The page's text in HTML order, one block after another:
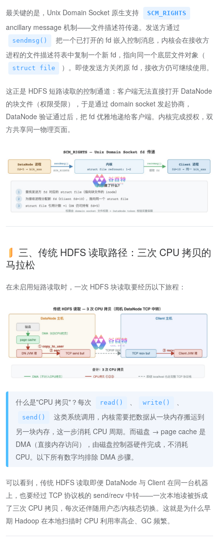
最关键的是，Unix Domain Socket 原生支持 SCM_RIGHTS
ancillary message 机制——文件描述符传递。发送方通过
sendmsg()
把一个已打开的 fd 嵌入控制消息，内核会在接收方
进程的文件描述符表中复制一个新 fd，指向同一个底层文件对象（
struct file ）。即使发送方关闭原 fd，接收方仍可继续使用。
这正是 HDFS 短路读取的控制通道：客户端无法直接打开 DataNode
的块文件（权限受限），于是通过 domain socket 发起协商，
DataNode 验证通过后，把 fd 优雅地递给客户端。内核完成授权，双
方共享同一物理页面。
三、传统 HDFS 读取路径：三次 CPU 拷贝的
马拉松
在未启用短路读取时，一次 HDFS 块读取要经历以下旅程：
什么是"CPU 拷贝"？每次 read() write()
send()
这类系统调用，内核需要把数据从一块内存搬运到
另一块内存，这一步消耗 CPU 周期。而磁盘 → page cache 是
DMA（直接内存访问），由磁盘控制器硬件完成，不消耗
CPU。以下所有数字均排除 DMA 步骤。
可以看到，传统 HDFS 读取即便 DataNode 与 Client 在同一台机器
上，也要经过 TCP 协议栈的 send/recv 中转——一次本地读被拆成
了三次 CPU 拷贝，每次还伴随用户态/内核态切换。这就是为什么早
期 Hadoop 在本地扫描时 CPU 利用率高企、GC 频繁。